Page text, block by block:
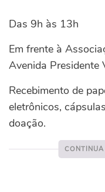
Das 9h às 13h
Em frente à
Avenida Presidente
Recebimento de
eletrônicos,
doação.